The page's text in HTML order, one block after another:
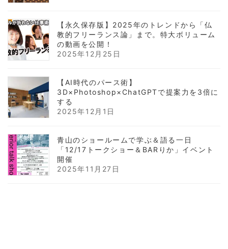
【永久保存版】2025年のトレンドから「仏
教的フリーランス論」まで。特大ボリューム
の動画を公開！
2025年12月25日
【AI時代のパース術】
3D×Photoshop×ChatGPTで提案力を3倍に
する
2025年12月1日
青山のショールームで学ぶ＆語る一日
「12/17トークショー＆BARりか」イベント
開催
2025年11月27日